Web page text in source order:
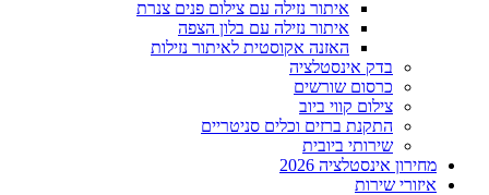
איתור נזילה עם צילום פנים צנרת
איתור נזילה עם בלון הצפה
האזנה אקוסטית לאיתור נזילות
בדק אינסטלציה
כרסום שורשים
צילום קווי ביוב
התקנת ברזים וכלים סניטריים
שירותי ביובית
מחירון אינסטלציה 2026
איזורי שירות